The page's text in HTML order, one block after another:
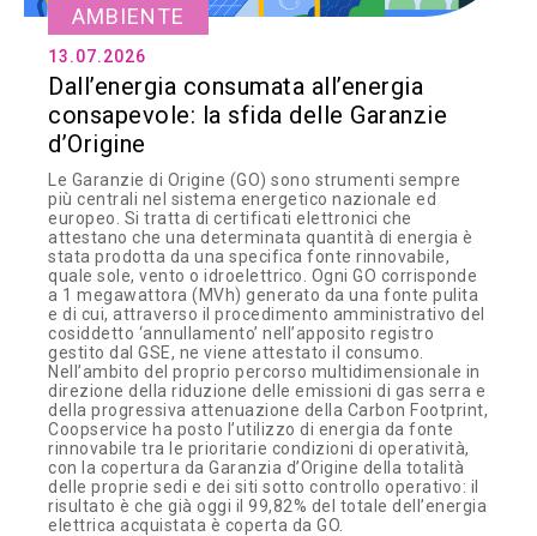
AMBIENTE
13.07.2026
Dall’energia consumata all’energia
consapevole: la sfida delle Garanzie
d’Origine
Le Garanzie di Origine (GO) sono strumenti sempre
più centrali nel sistema energetico nazionale ed
europeo. Si tratta di certificati elettronici che
attestano che una determinata quantità di energia è
stata prodotta da una specifica fonte rinnovabile,
quale sole, vento o idroelettrico. Ogni GO corrisponde
a 1 megawattora (MVh) generato da una fonte pulita
e di cui, attraverso il procedimento amministrativo del
cosiddetto ‘annullamento’ nell’apposito registro
gestito dal GSE, ne viene attestato il consumo.
Nell’ambito del proprio percorso multidimensionale in
direzione della riduzione delle emissioni di gas serra e
della progressiva attenuazione della Carbon Footprint,
Coopservice ha posto l’utilizzo di energia da fonte
rinnovabile tra le prioritarie condizioni di operatività,
con la copertura da Garanzia d’Origine della totalità
delle proprie sedi e dei siti sotto controllo operativo: il
risultato è che già oggi il 99,82% del totale dell’energia
elettrica acquistata è coperta da GO.